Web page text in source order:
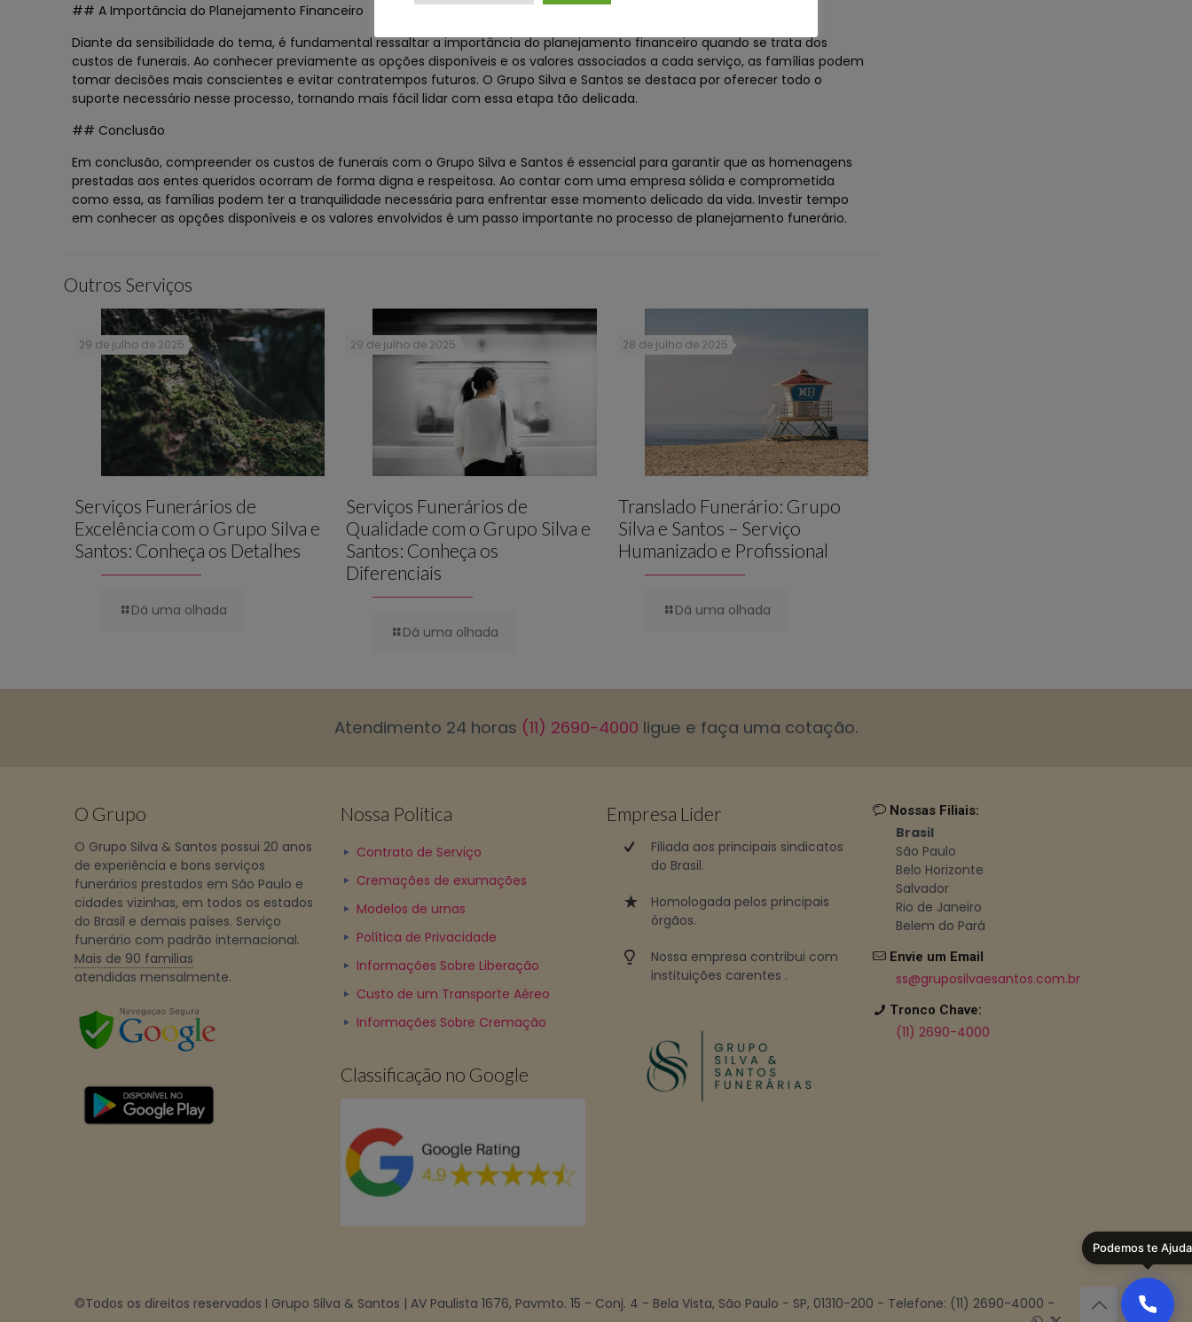
## A Importância do Planejamento Financeiro
Diante da sensibilidade do tema, é fundamental ressaltar a importância do planejamento financeiro quando se trata dos
custos de funerais. Ao conhecer previamente as opções disponíveis e os valores associados a cada serviço, as famílias podem
tomar decisões mais conscientes e evitar contratempos futuros. O Grupo Silva e Santos se destaca por oferecer todo o
suporte necessário nesse processo, tornando mais fácil lidar com essa etapa tão delicada.
## Conclusão
Em conclusão, compreender os custos de funerais com o Grupo Silva e Santos é essencial para garantir que as homenagens
prestadas aos entes queridos ocorram de forma digna e respeitosa. Ao contar com uma empresa sólida e comprometida
como essa, as famílias podem ter a tranquilidade necessária para enfrentar esse momento delicado da vida. Investir tempo
em conhecer as opções disponíveis e os valores envolvidos é um passo importante no processo de planejamento funerário.
Outros Serviços
29 de julho de 2025
Serviços Funerários de
Excelência com o Grupo Silva e
Santos: Conheça os Detalhes
Dá uma olhada
29 de julho de 2025
Serviços Funerários de
Qualidade com o Grupo Silva e
Santos: Conheça os
Diferenciais
Dá uma olhada
28 de julho de 2025
Translado Funerário: Grupo
Silva e Santos – Serviço
Humanizado e Profissional
Dá uma olhada
Atendimento 24 horas (11) 2690-4000 ligue e faça uma cotação.
O Grupo
O Grupo Silva & Santos possui 20 anos
de experiência e bons serviços
funerários prestados em São Paulo e
cidades vizinhas, em todos os estados
do Brasil e demais países. Serviço
funerário com padrão internacional.
Mais de 90 familias
atendidas mensalmente.
Nossa Politica
Contrato de Serviço
Cremações de exumações
Modelos de urnas
Política de Privacidade
Informações Sobre Liberação
Custo de um Transporte Aéreo
Informações Sobre Cremação
Classificação no Google
Empresa Lider
Filiada aos principais sindicatos
do Brasil.
Homologada pelos principais
órgãos.
Nossa empresa contribui com
instituições carentes .
Nossas Filiais:
Brasil
São Paulo
Belo Horizonte
Salvador
Rio de Janeiro
Belem do Pará
Envie um Email
ss@gruposilvaesantos.com.br
Tronco Chave:
(11) 2690-4000
©Todos os direitos reservados I Grupo Silva & Santos | AV Paulista 1676, Pavmto. 15 - Conj. 4 - Bela Vista, São Paulo - SP, 01310-200 - Telefone: (11) 2690-4000 -
Podemos te